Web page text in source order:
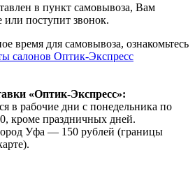
в пункт самовывоза, Вам
поступит звонок.
время для самовывоза, ознакомьтесь
салонов Оптик-Экспресс
«Оптик-Экспресс»:
в рабочие дни с понедельника по
кроме праздничных дней.
Уфа — 150 рублей (границы